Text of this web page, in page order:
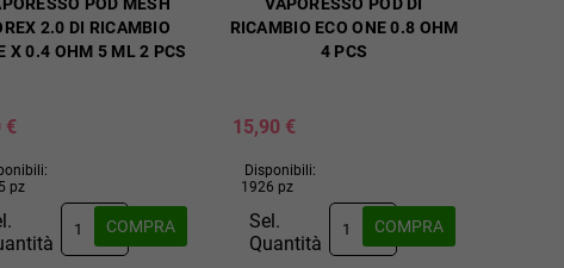
2.0 DI RICAMBIO
X 0.4 OHM 5 ML 2 PCS
€
pz
COMPRA
RICAMBIO ECO ONE 0.8 OHM
4 PCS
15,90 €
Disponibili:
1926 pz
Sel.
Quantità
COMPRA